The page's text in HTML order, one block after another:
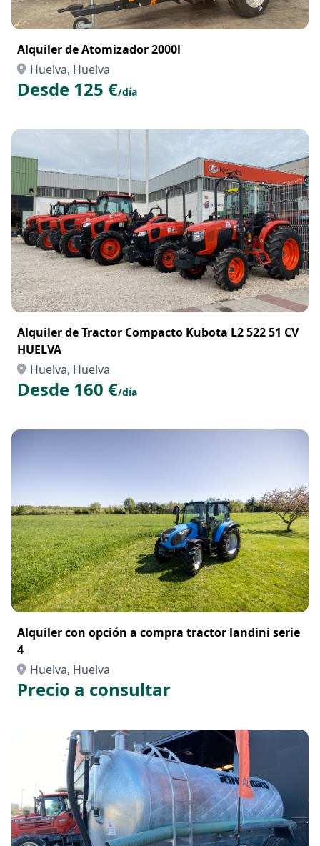
Alquiler de Atomizador 2000l
Huelva, Huelva
Desde 125 €/día
Alquiler de Tractor Compacto Kubota L2 522 51 CV
HUELVA
Huelva, Huelva
Desde 160 €/día
Alquiler con opción a compra tractor landini serie
4
Huelva, Huelva
Precio a consultar